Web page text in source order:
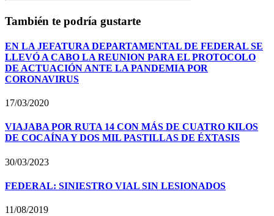
También te podría gustarte
EN LA JEFATURA DEPARTAMENTAL DE FEDERAL SE
LLEVÓ A CABO LA REUNION PARA EL PROTOCOLO
DE ACTUACIÓN ANTE LA PANDEMIA POR
CORONAVIRUS
17/03/2020
VIAJABA POR RUTA 14 CON MÁS DE CUATRO KILOS
DE COCAÍNA Y DOS MIL PASTILLAS DE ÉXTASIS
30/03/2023
FEDERAL: SINIESTRO VIAL SIN LESIONADOS
11/08/2019